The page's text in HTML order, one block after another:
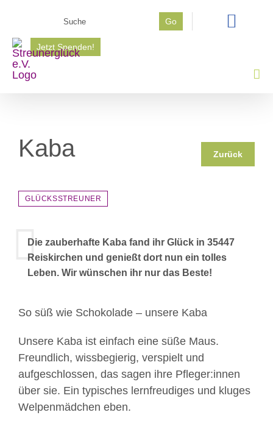
springen
Go
Jetzt Spenden!
Kaba Zurück
GLÜCKSSTREUNER
Die zauberhafte Kaba fand ihr Glück in 35447
Reiskirchen und genießt dort nun ein tolles
Leben. Wir wünschen ihr nur das Beste!
So süß wie Schokolade – unsere Kaba
Unsere Kaba ist einfach eine süße Maus.
Freundlich, wissbegierig, verspielt und
aufgeschlossen, das sagen ihre Pfleger:innen
über sie. Ein typisches lernfreudiges und kluges
Welpenmädchen eben.